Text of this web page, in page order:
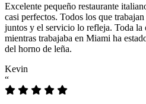
Excelente pequeño restaurante
casi perfectos. Todos los que
juntos y el servicio lo refleja. Toda la
mientras trabajaba en Miami ha
del horno de leña.
Kevin
“